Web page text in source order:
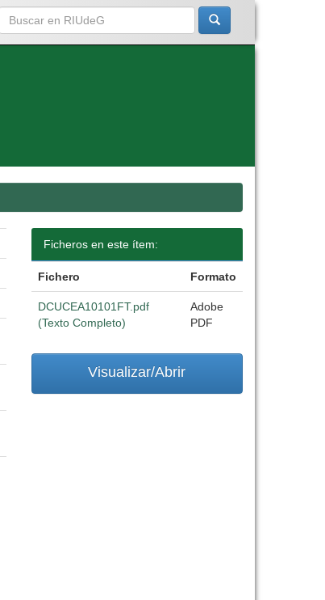
Ficheros en este ítem:
Fichero Formato
DCUCEA10101FT.pdf
(Texto Completo)
Adobe
PDF
Visualizar/Abrir